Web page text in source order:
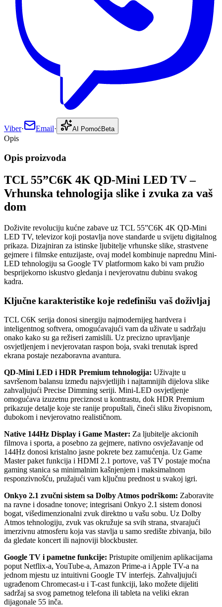
Viber· Email· AI Pomoć Beta
Opis
Opis proizvoda
TCL 55”C6K 4K QD-Mini LED TV –
Vrhunska tehnologija slike i zvuka za vaš
dom
Doživite revoluciju kućne zabave uz TCL 55”C6K 4K QD-Mini
LED TV, televizor koji postavlja nove standarde u svijetu digitalnog
prikaza. Dizajniran za istinske ljubitelje vrhunske slike, strastvene
gejmere i filmske entuzijaste, ovaj model kombinuje naprednu Mini-
LED tehnologiju sa Google TV platformom kako bi vam pružio
besprijekorno iskustvo gledanja i nevjerovatnu dubinu svakog
kadra.
Ključne karakteristike koje redefinišu vaš doživljaj
TCL C6K serija donosi sinergiju najmodernijeg hardvera i
inteligentnog softvera, omogućavajući vam da uživate u sadržaju
onako kako su ga režiseri zamislili. Uz precizno upravljanje
osvjetljenjem i nevjerovatan raspon boja, svaki trenutak ispred
ekrana postaje nezaboravna avantura.
QD-Mini LED i HDR Premium tehnologija: Uživajte u
savršenom balansu između najsvjetlijih i najtamnijih dijelova slike
zahvaljujući Precise Dimming seriji. Mini-LED osvjetljenje
omogućava izuzetnu preciznost u kontrastu, dok HDR Premium
prikazuje detalje koje ste ranije propuštali, čineći sliku živopisnom,
dubokom i nevjerovatno realističnom.
Native 144Hz Display i Game Master: Za ljubitelje akcionih
filmova i sporta, a posebno za gejmere, nativno osvježavanje od
144Hz donosi kristalno jasne pokrete bez zamućenja. Uz Game
Master paket funkcija i HDMI 2.1 portove, vaš TV postaje moćna
gaming stanica sa minimalnim kašnjenjem i maksimalnom
responzivnošću, pružajući vam ključnu prednost u svakoj igri.
Onkyo 2.1 zvučni sistem sa Dolby Atmos podrškom: Zaboravite
na ravne i dosadne tonove; integrisani Onkyo 2.1 sistem donosi
bogat, višedimenzionalni zvuk direktno u vašu sobu. Uz Dolby
Atmos tehnologiju, zvuk vas okružuje sa svih strana, stvarajući
imerzivnu atmosferu koja vas stavlja u samo središte zbivanja, bilo
da gledate koncert ili najnoviji blockbuster.
Google TV i pametne funkcije: Pristupite omiljenim aplikacijama
poput Netflix-a, YouTube-a, Amazon Prime-a i Apple TV-a na
jednom mjestu uz intuitivni Google TV interfejs. Zahvaljujući
ugrađenom Chromecast-u i T-cast funkciji, lako možete dijeliti
sadržaj sa svog pametnog telefona ili tableta na veliki ekran
dijagonale 55 inča.